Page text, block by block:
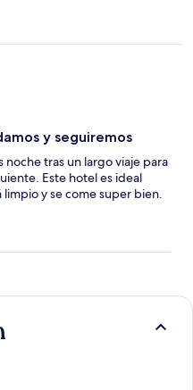
y seguiremos
noche tras un largo viaje para
Este hotel es ideal
y se come super bien.